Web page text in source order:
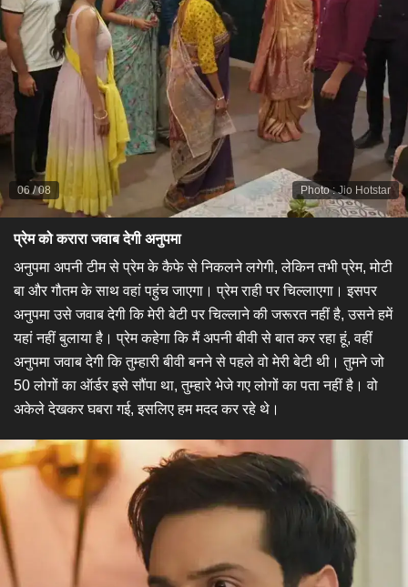
Photo: Jio Hotstar
06/08
प्रेम को करारा जवाब देगी अनुपमा
​अनुपमा अपनी टीम से प्रेम के कैफे से निकलने लगेगी, लेकिन तभी प्रेम, मोटी
बा और गौतम के साथ वहां पहुंच जाएगा। प्रेम राही पर चिल्लाएगा। इसपर
अनुपमा उसे जवाब देगी कि मेरी बेटी पर चिल्लाने की जरूरत नहीं है, उसने हमें
यहां नहीं बुलाया है। प्रेम कहेगा कि मैं अपनी बीवी से बात कर रहा हूं, वहीं
अनुपमा जवाब देगी कि तुम्हारी बीवी बनने से पहले वो मेरी बेटी थी। तुमने जो
50 लोगों का ऑर्डर इसे सौंपा था, तुम्हारे भेजे गए लोगों का पता नहीं है। वो
अकेले देखकर घबरा गई, इसलिए हम मदद कर रहे थे।​